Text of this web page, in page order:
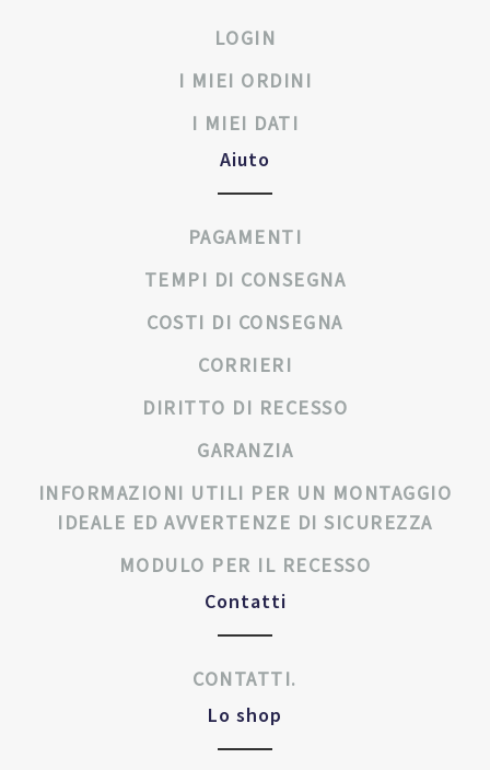
LOGIN
I MIEI ORDINI
I MIEI DATI
Aiuto
PAGAMENTI
TEMPI DI CONSEGNA
COSTI DI CONSEGNA
CORRIERI
DIRITTO DI RECESSO
GARANZIA
INFORMAZIONI UTILI PER UN MONTAGGIO
IDEALE ED AVVERTENZE DI SICUREZZA
MODULO PER IL RECESSO
Contatti
CONTATTI.
Lo shop